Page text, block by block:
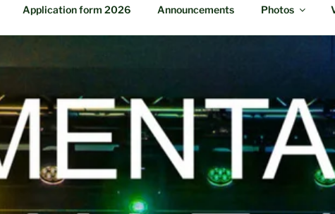
Application form 2026 Announcements Photos